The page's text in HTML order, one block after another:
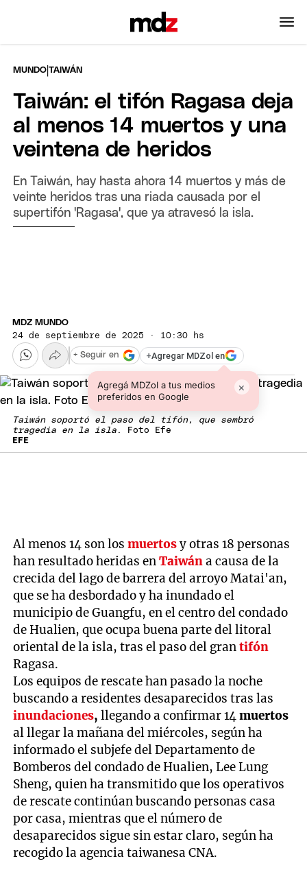
MUNDO |TAIWÁN
Taiwán: el tifón Ragasa deja
al menos 14 muertos y una
veintena de heridos
En Taiwán, hay hasta ahora 14 muertos y más de
veinte heridos tras una riada causada por el
supertifón 'Ragasa', que ya atravesó la isla.
MDZ MUNDO
24 de septiembre de 2025 · 10:30 hs
+Agregar MDZol en
Agregá MDZol a tus medios
preferidos en Google
×
+ Seguir en
Taiwán soportó el paso del tifón, que sembró
tragedia en la isla . Foto Efe
EFE
Al menos 14 son losmuertosy otras 18 personas
han resultado heridas enTaiwána causa de la
crecida del lago de barrera del arroyo Matai'an,
que se ha desbordado y ha inundado el
municipio de Guangfu, en el centro del condado
de Hualien, que ocupa buena parte del litoral
oriental de la isla, tras el paso del grantifón
Ragasa.
Los equipos de rescate han pasado la noche
buscando a residentes desaparecidos tras las
inundaciones, llegando a confirmar 14muertos
al llegar la mañana del miércoles, según ha
informado el subjefe del Departamento de
Bomberos del condado de Hualien, Lee Lung
Sheng, quien ha transmitido que los operativos
de rescate continúan buscando personas casa
por casa, mientras que el número de
desaparecidos sigue sin estar claro, según ha
recogido la agencia taiwanesa CNA.